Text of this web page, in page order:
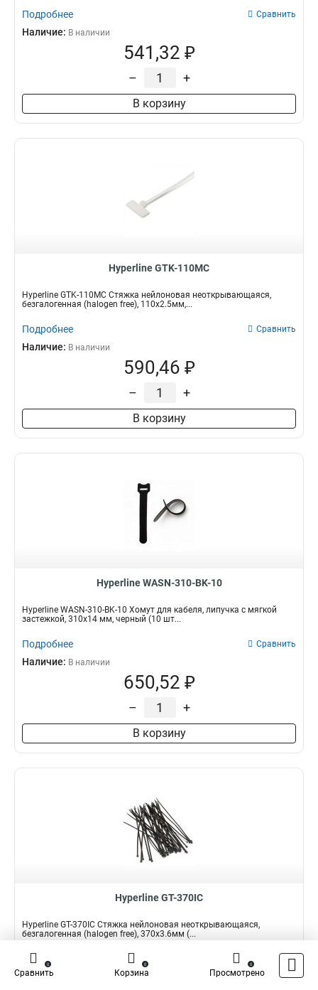
Подробнее Сравнить
Наличие: В наличии
541,32 ₽
– +
В корзину
Hyperline GTK-110MC
Hyperline GTK-110MC Стяжка нейлоновая неоткрывающаяся,
безгалогенная (halogen free), 110x2.5мм,...
Подробнее Сравнить
Наличие: В наличии
590,46 ₽
– +
В корзину
Hyperline WASN-310-BK-10
Hyperline WASN-310-BK-10 Хомут для кабеля, липучка с мягкой
застежкой, 310x14 мм, черный (10 шт...
Подробнее Сравнить
Наличие: В наличии
650,52 ₽
– +
В корзину
Hyperline GT-370IC
Hyperline GT-370IC Стяжка нейлоновая неоткрывающаяся,
безгалогенная (halogen free), 370x3.6мм (...
Подробнее Сравнить
Наличие:
Сравнить
0
Корзина
0
Просмотрено
0